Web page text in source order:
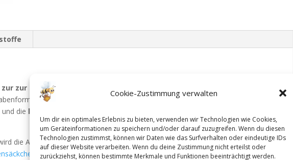
Cookie-Zustimmung verwalten
Um dir ein optimales Erlebnis zu bieten, verwenden wir Technologien wie Cookies,
um Geräteinformationen zu speichern und/oder darauf zuzugreifen. Wenn du diesen
Technologien zustimmst, können wir Daten wie das Surfverhalten oder eindeutige IDs
auf dieser Website verarbeiten. Wenn du deine Zustimmung nicht erteilst oder
zurückziehst, können bestimmte Merkmale und Funktionen beeinträchtigt werden.
zur täglichen Reinigung und Pflege des ganzen Körpers.
wirdhergestellt mit Olivenöl, gänzlich ohne Palmöl. Durch das
und die hautfreundliche Shea-Butter
die Apinatur® Honigseife mit Propolis auch sehr gerne verschenkt. Ideal auch in